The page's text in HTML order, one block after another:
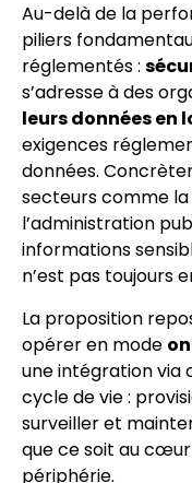
Au-delà de la
piliers
réglementés :
s’adresse à des
leurs données en
exigences
données.
secteurs comme la
l’administration
informations
n’est pas toujours
La proposition
opérer en mode
une intégration via
cycle de vie :
surveiller et
que ce soit au
périphérie.